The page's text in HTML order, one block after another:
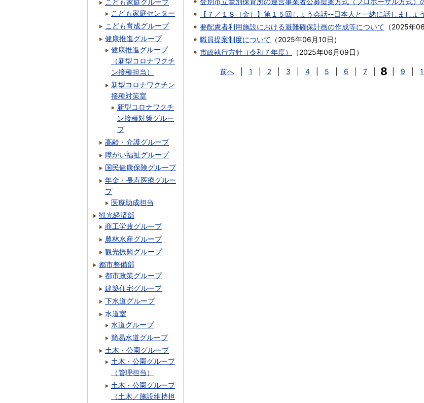
【７／１８（金）】第１５回しょう会話--日本人と一緒に話しまし
要配慮者利用施設における避難確保計画の作成等について （2025年
職員提案制度について （2025年06月10日 ）
市政執行方針（令和７年度）
（2025年06月09日 ）
前へ 1 2 3 4 5 6 7 8 9
こども家庭グループ
こども家庭センター
こども育成グループ
健康推進グループ
健康推進グループ
（新型コロナワクチ
ン接種担当）
新型コロナワクチン
接種対策室
新型コロナワクチ
ン接種対策グルー
プ
高齢・介護グループ
障がい福祉グループ
国民健康保険グループ
年金・長寿医療グルー
プ
医療助成担当
観光経済部
商工労政グループ
農林水産グループ
観光振興グループ
都市整備部
都市政策グループ
建築住宅グループ
下水道グループ
水道室
水道グループ
簡易水道グループ
土木・公園グループ
土木・公園グループ
（管理担当）
土木・公園グループ
（土木／施設維持担